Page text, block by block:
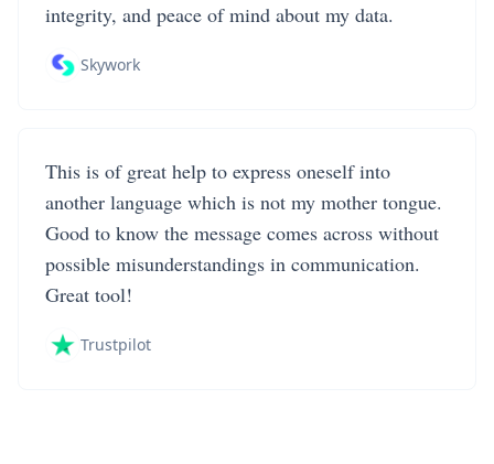
integrity, and peace of mind about my data.
Skywork
This is of great help to express oneself into
another language which is not my mother tongue.
Good to know the message comes across without
possible misunderstandings in communication.
Great tool!
Trustpilot